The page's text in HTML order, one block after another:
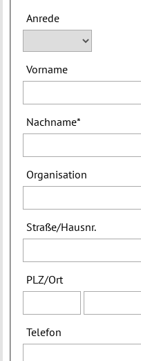
Anrede
Vorname
Nachname*
Organisation
Straße/Hausnr.
PLZ/Ort
Telefon